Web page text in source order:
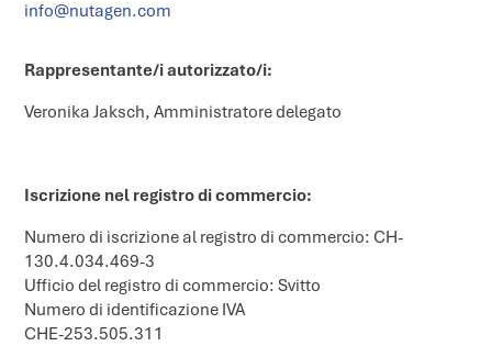
info@nutagen.com
Rappresentante/i autorizzato/i:
Veronika Jaksch, Amministratore delegato
Iscrizione nel registro di commercio:
Numero di iscrizione al registro di commercio: CH-
130.4.034.469-3
Ufficio del registro di commercio: Svitto
Numero di identificazione IVA
CHE-253.505.311